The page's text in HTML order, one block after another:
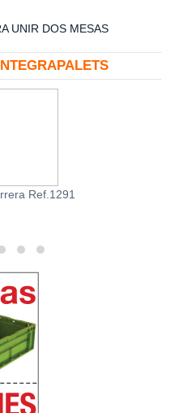
UNIR DOS MESAS
Ref.1291